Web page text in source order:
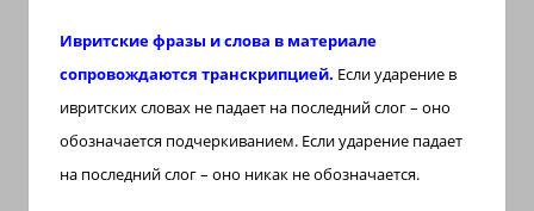
арамейском.
Поговорки
пословицы
Ивритские фразы и слова в материале
сопровождаются транскрипцией. Если ударение в
ивритских словах не падает на последний слог – оно
обозначается подчеркиванием. Если ударение падает
на последний слог – оно никак не обозначается.